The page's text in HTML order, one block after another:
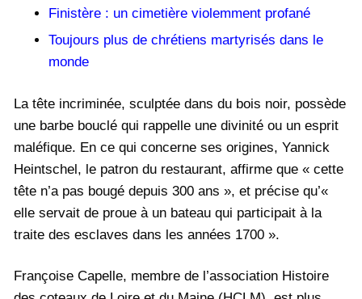
Finistère : un cimetière violemment profané
Toujours plus de chrétiens martyrisés dans le
monde
La tête incriminée, sculptée dans du bois noir, possède
une barbe bouclé qui rappelle une divinité ou un esprit
maléfique. En ce qui concerne ses origines, Yannick
Heintschel, le patron du restaurant, affirme que « cette
tête n’a pas bougé depuis 300 ans », et précise qu’«
elle servait de proue à un bateau qui participait à la
traite des esclaves dans les années 1700 ».
Françoise Capelle, membre de l’association Histoire